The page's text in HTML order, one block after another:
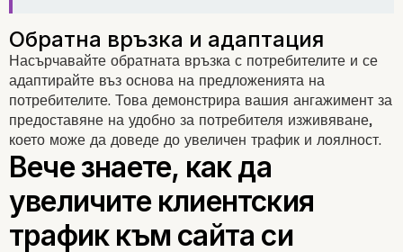
Мониторинг и
неизправности
Насърчавайте обратната връзка с потребителите и се
адаптирайте въз основа на предложенията на
потребителите. Това демонстрира вашия ангажимент за
предоставяне на удобно за потребителя изживяване,
което може да доведе до увеличен трафик и лоялност.